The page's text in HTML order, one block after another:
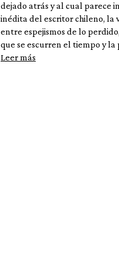
dejado atrás y al cual parece
inédita del escritor chileno, la
entre espejismos de lo
que se escurren el tiempo y la
Leer más